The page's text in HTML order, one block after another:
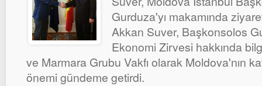
Gurduza'yı makamında
Akkan Suver, Başkonsolos
Ekonomi Zirvesi hakkında
ve Marmara Grubu Vakfı olarak Moldova'nın
önemi gündeme getirdi.